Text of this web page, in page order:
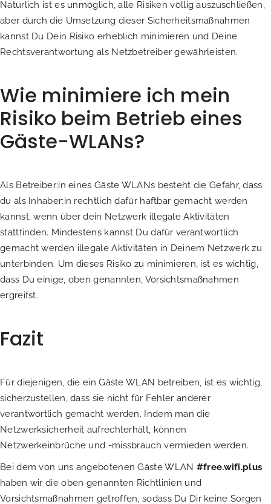
Natürlich ist es unmöglich, alle Risiken völlig auszuschließen,
aber durch die Umsetzung dieser Sicherheitsmaßnahmen
kannst Du Dein Risiko erheblich minimieren und Deine
Rechtsverantwortung als Netzbetreiber gewährleisten.
Wie minimiere ich mein
Risiko beim Betrieb eines
Gäste-WLANs?
Als Betreiber:in eines Gäste WLANs besteht die Gefahr, dass
du als Inhaber:in rechtlich dafür haftbar gemacht werden
kannst, wenn über dein Netzwerk illegale Aktivitäten
stattfinden. Mindestens kannst Du dafür verantwortlich
gemacht werden illegale Aktivitäten in Deinem Netzwerk zu
unterbinden. Um dieses Risiko zu minimieren, ist es wichtig,
dass Du einige, oben genannten, Vorsichtsmaßnahmen
ergreifst.
Fazit
Für diejenigen, die ein Gäste WLAN betreiben, ist es wichtig,
sicherzustellen, dass sie nicht für Fehler anderer
verantwortlich gemacht werden. Indem man die
Netzwerksicherheit aufrechterhält, können
Netzwerkeinbrüche und -missbrauch vermieden werden.
Bei dem von uns angebotenen Gäste WLAN #free.wifi.plus
haben wir die oben genannten Richtlinien und
Vorsichtsmaßnahmen getroffen, sodass Du Dir keine Sorgen